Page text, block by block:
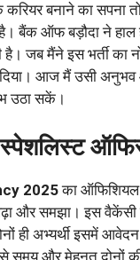
बनाने का सपना
बैंक ऑफ बड़ौदा ने हाल
है। जब मैंने इस भर्ती
आज मैं उसी अनुभव
उठा सकें।
2025का ऑफिशियल
और समझा। इस
ही अभ्यर्थी इसमें
समय और मेहनत दोनों